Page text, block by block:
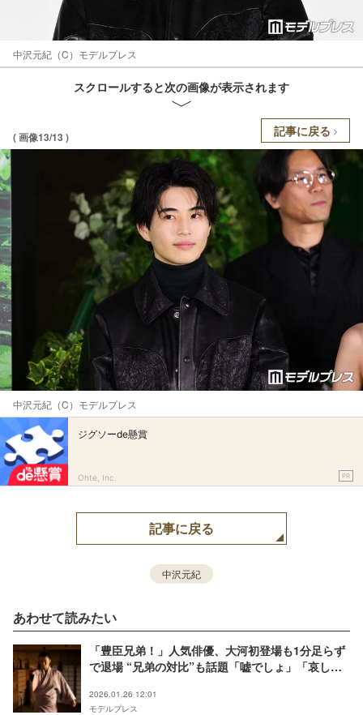
中沢元紀（C）モデルプレス
スクロールすると次の画像が表示されます
( 画像13/13 ) 記事に戻る
中沢元紀（C）モデルプレス
ジグソーde懸賞
Ohte, Inc. PR
記事に戻る
中沢元紀
あわせて読みたい
「豊臣兄弟！」人気俳優、大河初登場も1分足らず
で退場 “兄弟の対比”も話題「嘘でしょ」「哀しす
2026.01.26 12:01
モデルプレス